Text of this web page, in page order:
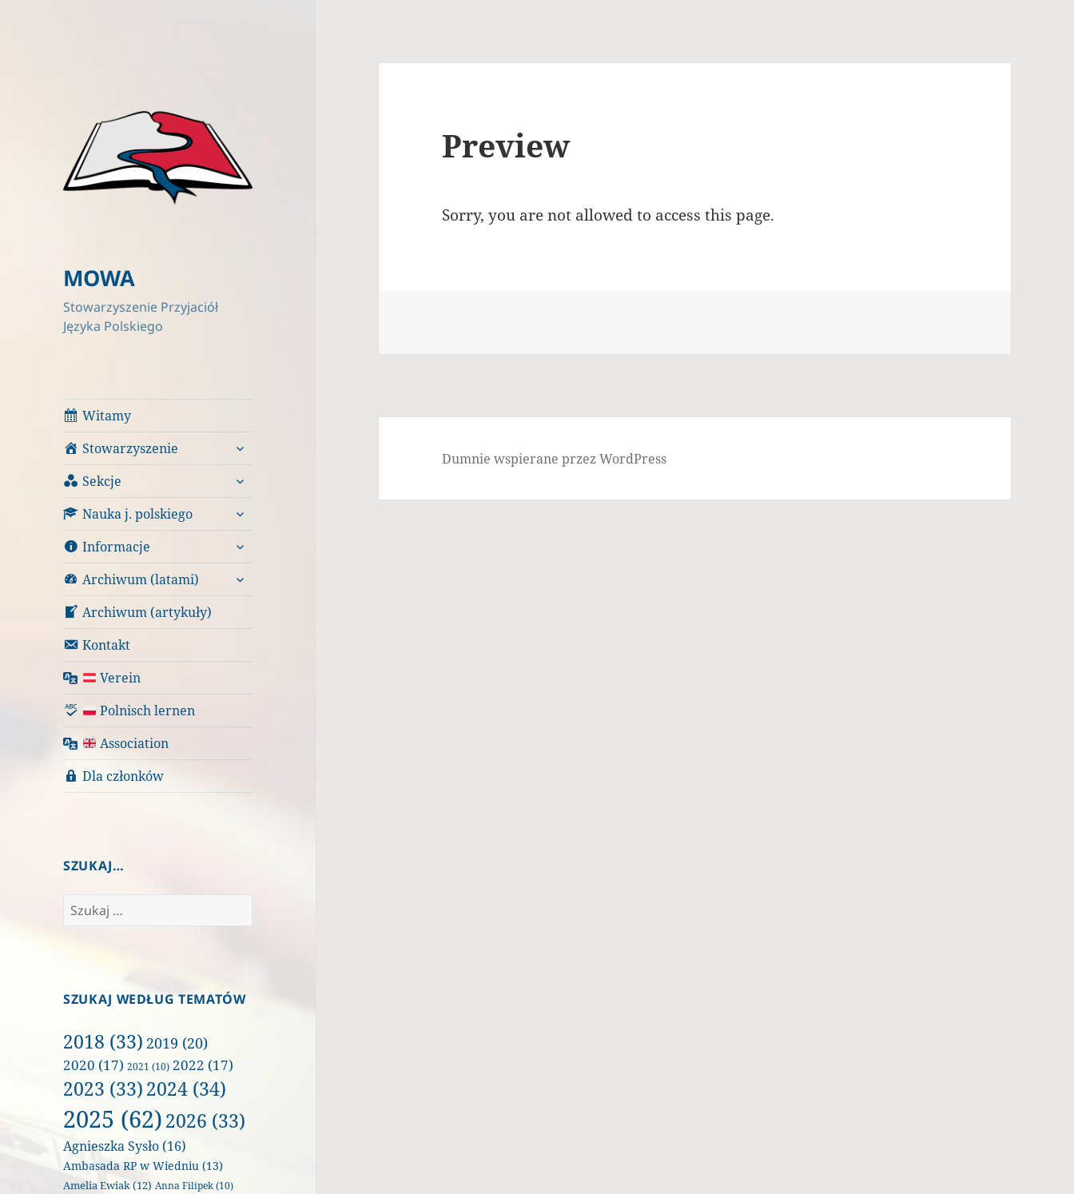
MOWA
Stowarzyszenie Przyjaciół
Języka Polskiego
Witamy
Stowarzyszenie
rozwiń
menu
potomne
Sekcje
rozwiń
menu
potomne
Nauka j. polskiego
rozwiń
menu
potomne
Informacje
rozwiń
menu
potomne
Archiwum (latami)
rozwiń
menu
Archiwum (artykuły)
Kontakt
Verein
Polnisch lernen
Association
Dla członków
SZUKAJ…
Szukaj:
SZUKAJ WEDŁUG TEMATÓW
2018 (33) 2019 (20)
2020 (17) 2021 (10) 2022 (17)
2023 (33)2024 (34)
2025 (62)2026 (33)
Agnieszka Sysło (16)
Ambasada RP w Wiedniu (13)
Amelia Ewiak(12) Anna Filipek (10)
Preview
Sorry, you are not allowed to access this page.
Dumnie wspierane przez WordPress